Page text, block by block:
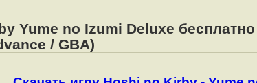
Yume no Izumi Deluxe
/ GBA)